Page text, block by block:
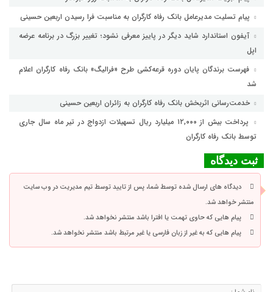
پیام تسلیت مدیرعامل بانک رفاه کارگران به مناسبت فرا رسیدن اربعین حسینی
آیفون استاندارد شاید دیگر در پاییز معرفی نشود؛ تغییر بزرگ در برنامه عرضه
اپل
فهرست برندگان پایان دوره قرعه‌کشی طرح «فرالیگ» بانک رفاه کارگران اعلام
شد
خدمت‌رسانی اثربخش بانک رفاه کارگران به زائران اربعین حسینی
پرداخت بیش از ۱۲,۰۰۰ میلیارد ریال تسهیلات ازدواج در تیر ماه سال جاری
توسط بانک رفاه کارگران
ثبت دیدگاه
دیدگاه های ارسال شده توسط شما، پس از تایید توسط تیم مدیریت در وب سایت
منتشر خواهد شد.
پیام هایی که حاوی تهمت یا افترا باشد منتشر نخواهد شد.
پیام هایی که به غیر از زبان فارسی یا غیر مرتبط باشد منتشر نخواهد شد.